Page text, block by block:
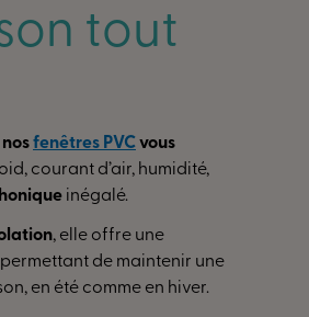
tout
nosfenêtres PVCvous
courant d’air, humidité,
inégalé.
, elle offre une
de maintenir une
en été comme en hiver.